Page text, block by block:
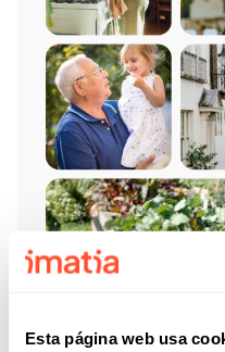
Esta página web usa